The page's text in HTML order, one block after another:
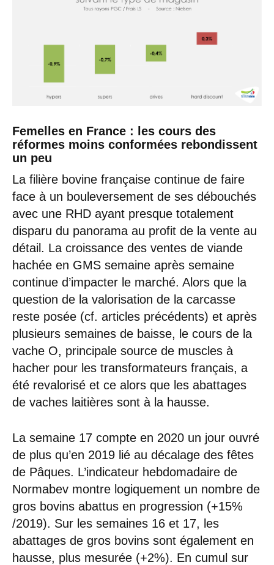
Femelles en France : les cours des
réformes moins conformées rebondissent
un peu
La filière bovine française continue de faire
face à un bouleversement de ses débouchés
avec une RHD ayant presque totalement
disparu du panorama au profit de la vente au
détail. La croissance des ventes de viande
hachée en GMS semaine après semaine
continue d’impacter le marché. Alors que la
question de la valorisation de la carcasse
reste posée (cf. articles précédents) et après
plusieurs semaines de baisse, le cours de la
vache O, principale source de muscles à
hacher pour les transformateurs français, a
été revalorisé et ce alors que les abattages
de vaches laitières sont à la hausse.
La semaine 17 compte en 2020 un jour ouvré
de plus qu’en 2019 lié au décalage des fêtes
de Pâques. L’indicateur hebdomadaire de
Normabev montre logiquement un nombre de
gros bovins abattus en progression (+15%
/2019). Sur les semaines 16 et 17, les
abattages de gros bovins sont également en
hausse, plus mesurée (+2%). En cumul sur